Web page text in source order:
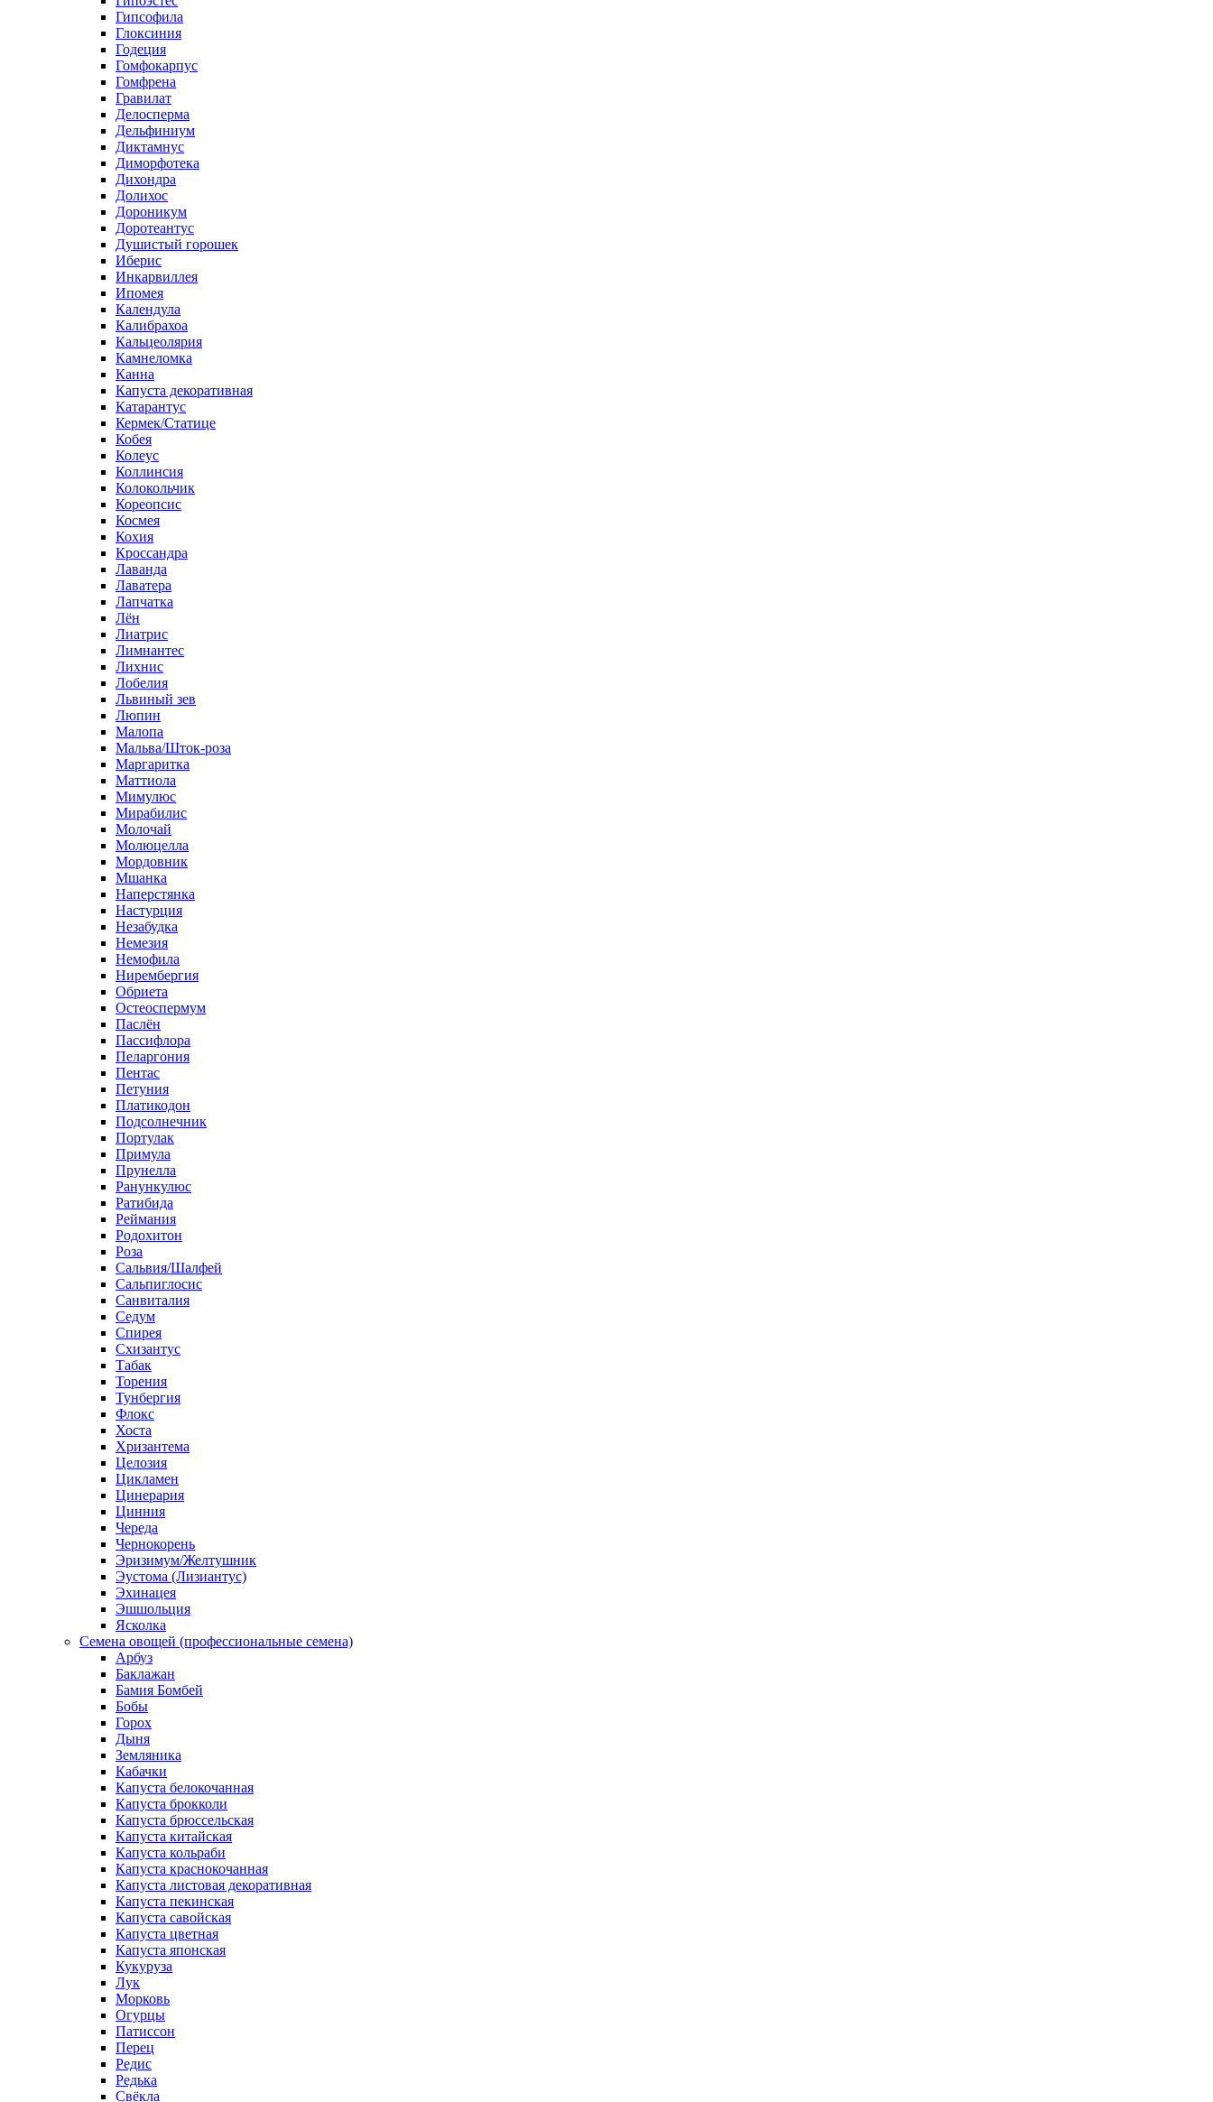
Гипсофила
Глоксиния
Годеция
Гомфокарпус
Гомфрена
Гравилат
Делосперма
Дельфиниум
Диктамнус
Диморфотека
Дихондра
Долихос
Дороникум
Доротеантус
Душистый горошек
Иберис
Инкарвиллея
Ипомея
Календула
Калибрахоа
Кальцеолярия
Камнеломка
Канна
Капуста декоративная
Катарантус
Кермек/Статице
Кобея
Колеус
Коллинсия
Колокольчик
Кореопсис
Космея
Кохия
Кроссандра
Лаванда
Лаватера
Лапчатка
Лён
Лиатрис
Лимнантес
Лихнис
Лобелия
Львиный зев
Люпин
Малопа
Мальва/Шток-роза
Маргаритка
Маттиола
Мимулюс
Мирабилис
Молочай
Молюцелла
Мордовник
Мшанка
Наперстянка
Настурция
Незабудка
Немезия
Немофила
Нирембергия
Обриета
Остеоспермум
Паслён
Пассифлора
Пеларгония
Пентас
Петуния
Платикодон
Подсолнечник
Портулак
Примула
Прунелла
Ранункулюс
Ратибида
Реймания
Родохитон
Роза
Сальвия/Шалфей
Сальпиглосис
Санвиталия
Седум
Спирея
Схизантус
Табак
Торения
Тунбергия
Флокс
Хоста
Хризантема
Целозия
Цикламен
Цинерария
Цинния
Череда
Чернокорень
Эризимум/Желтушник
Эустома (Лизиантус)
Эхинацея
Эшшольция
Ясколка
Семена овощей (профессиональные семена)
Арбуз
Баклажан
Бамия Бомбей
Бобы
Горох
Дыня
Земляника
Кабачки
Капуста белокочанная
Капуста брокколи
Капуста брюссельская
Капуста китайская
Капуста кольраби
Капуста краснокочанная
Капуста листовая декоративная
Капуста пекинская
Капуста савойская
Капуста цветная
Капуста японская
Кукуруза
Лук
Морковь
Огурцы
Патиссон
Перец
Редис
Редька
Свёкла